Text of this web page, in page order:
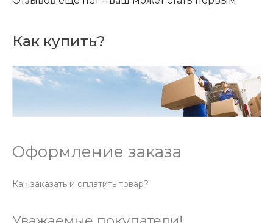
Как купить?
Оформление заказа
Как заказать и оплатить товар?